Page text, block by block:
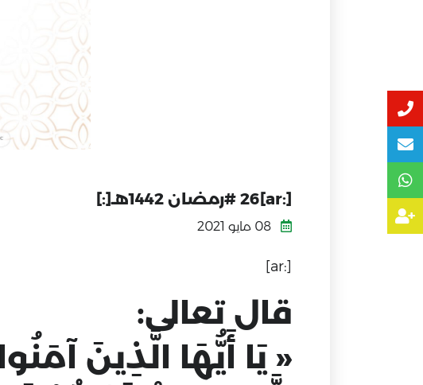
[:ar]26 #رمضان 1442هـ[:]
[:ar]
قال تعالى:
« يَا أَيُّهَا الَّذِينَ